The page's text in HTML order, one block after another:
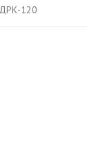
120